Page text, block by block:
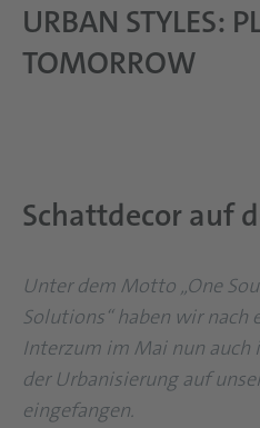
URBAN STYLES:
TOMORROW
Schattdecor auf
Unter dem Motto „One
Solutions“ haben wir nach
Interzum im Mai nun
der Urbanisierung auf
eingefangen.